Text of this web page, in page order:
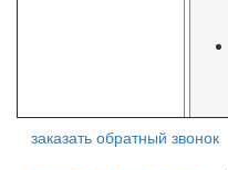
заказать обратный звонок